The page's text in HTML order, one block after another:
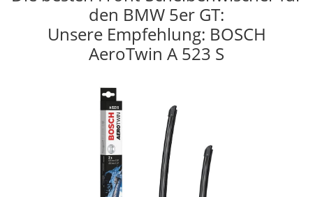
den BMW 5er GT:
Unsere Empfehlung: BOSCH
AeroTwin A 523 S